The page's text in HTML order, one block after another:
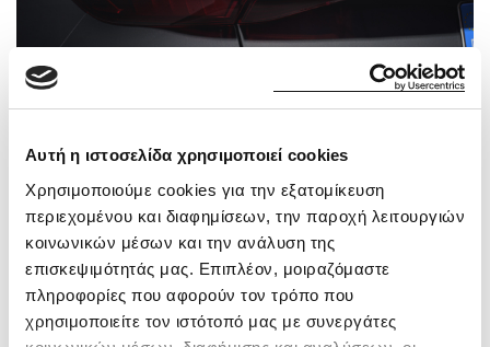
Αυτή η ιστοσελίδα χρησιμοποιεί cookies
Χρησιμοποιούμε cookies για την εξατομίκευση
περιεχομένου και διαφημίσεων, την παροχή λειτουργιών
κοινωνικών μέσων και την ανάλυση της
επισκεψιμότητάς μας. Επιπλέον, μοιραζόμαστε
πληροφορίες που αφορούν τον τρόπο που
χρησιμοποιείτε τον ιστότοπό μας με συνεργάτες
Εσωτερικό των νέων Audi Q5 SUV & Q5
Sportback
Μπαίνοντας στο αυτοκίνητο, η κυρτή πανοραμική οθόνη,
δίνει την αίσθηση πως έχετε εισέλθει σε έναν νέο
ψηφιακό κόσμο. Ο ανοιχτός χώρος δημιουργεί αυτόματα